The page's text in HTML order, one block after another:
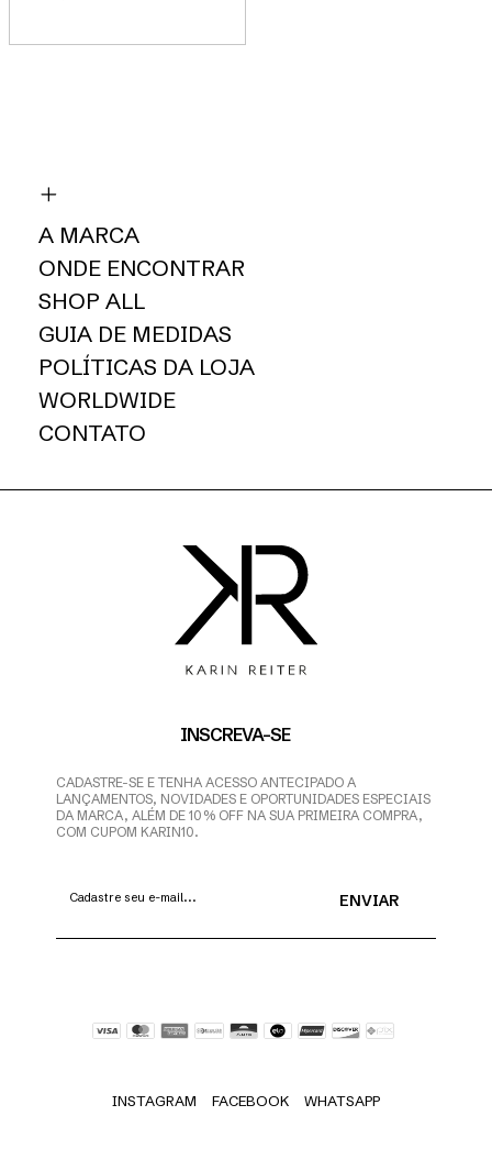
A MARCA
ONDE ENCONTRAR
SHOP ALL
GUIA DE MEDIDAS
POLÍTICAS DA LOJA
WORLDWIDE
CONTATO
INSCREVA-SE
CADASTRE-SE E TENHA ACESSO ANTECIPADO A
LANÇAMENTOS, NOVIDADES E OPORTUNIDADES ESPECIAIS
DA MARCA, ALÉM DE 10% OFF NA SUA PRIMEIRA COMPRA,
COM CUPOM KARIN10.
INSTAGRAM FACEBOOK WHATSAPP